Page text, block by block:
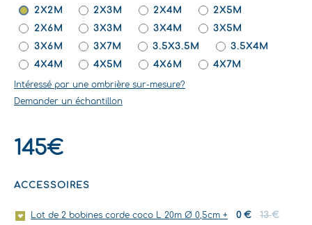
2X2M 2X3M 2X4M
2X5M
2X6M
3X3M 3X4M
3X5M
3X6M
3X7M 3.5X3.5M
3.5X4M
4X4M
4X5M 4X6M 4X7M
Intéressé par une ombrière sur-mesure?
Demander un échantillon
145€
ACCESSOIRES
Lot de 2 bobines corde coco L 20m Ø 0,5cm + 13€
Le0 €
Le
TOILE
D'OMBRAGE
POUR
PERGOLA
-
COCO